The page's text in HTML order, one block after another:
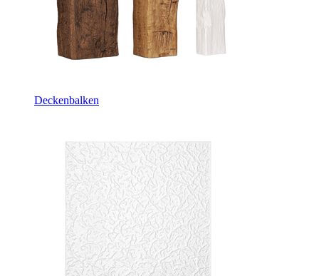
Deckenbalken